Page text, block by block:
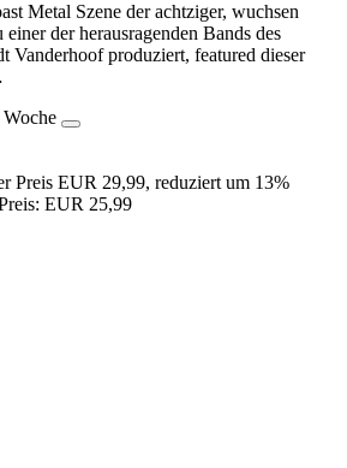
Metal Szene der achtziger, wuchsen
der herausragenden Bands des
Vanderhoof produziert, featured dieser
Preis EUR 29,99, reduziert um 13%
EUR 25,99